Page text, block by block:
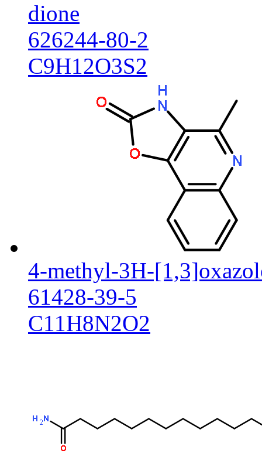
dione
626244-80-2
C9H12O3S2
4-methyl-3H-
61428-39-5
C11H8N2O2